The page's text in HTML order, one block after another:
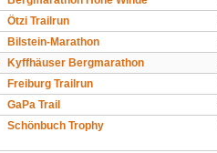
Ötzi Trailrun
Bilstein-Marathon
Kyffhäuser Bergmarathon
Freiburg Trailrun
GaPa Trail
Schönbuch Trophy